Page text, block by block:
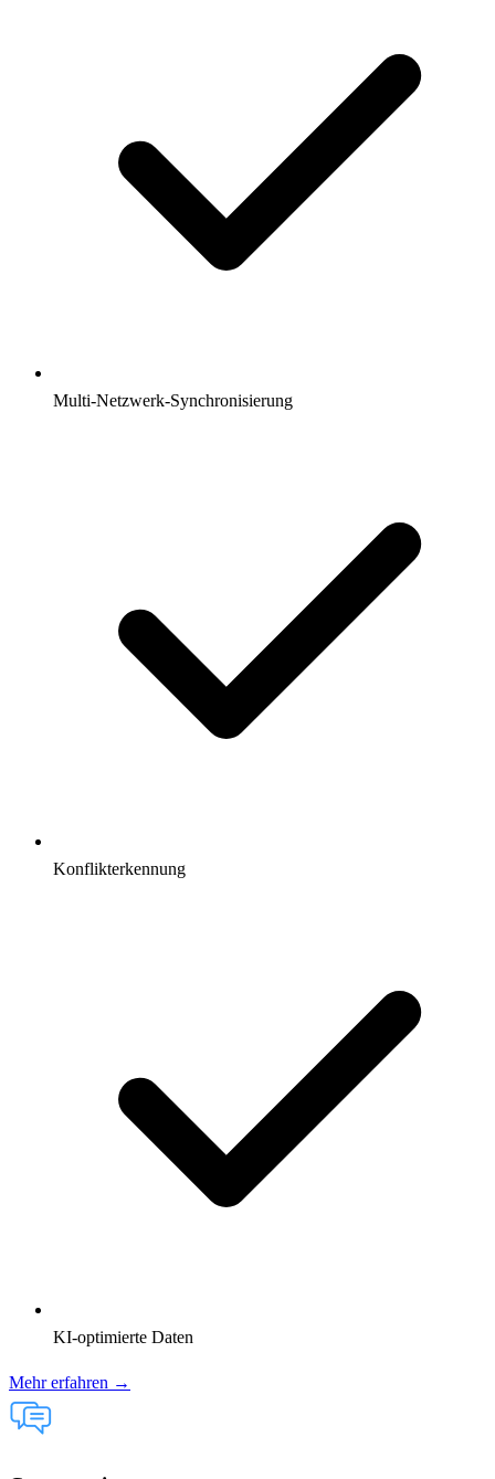
Multi-Netzwerk-Synchronisierung
Konflikterkennung
KI-optimierte Daten
Mehr erfahren →